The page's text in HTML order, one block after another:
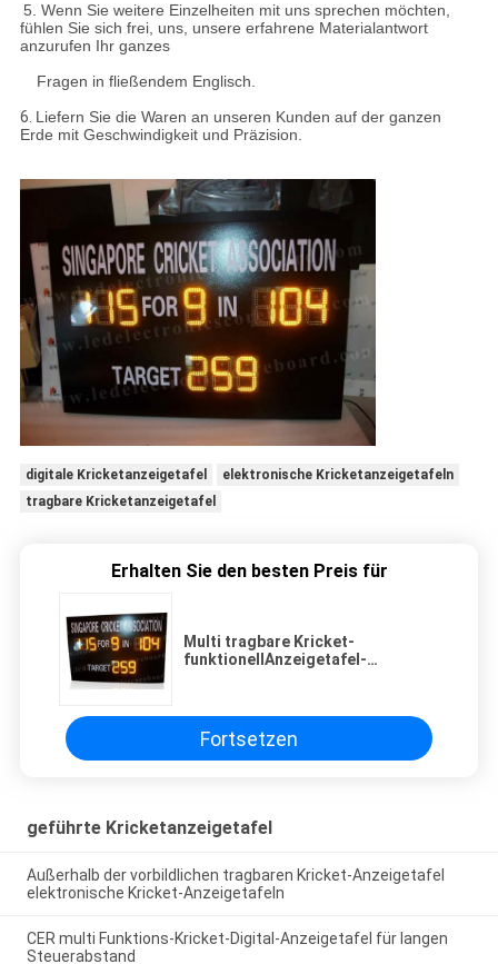
5. Wenn Sie weitere Einzelheiten mit uns sprechen möchten,
fühlen Sie sich frei, uns, unsere erfahrene Materialantwort
anzurufen Ihr ganzes
Fragen in fließendem Englisch.
6. Liefern Sie die Waren an unseren Kunden auf der ganzen
Erde mit Geschwindigkeit und Präzision.
digitale Kricketanzeigetafel
elektronische Kricketanzeigetafeln
tragbare Kricketanzeigetafel
Erhalten Sie den besten Preis für
Multi tragbare Kricket-
funktionellAnzeigetafel-
Fortsetzen
geführte Kricketanzeigetafel
Außerhalb der vorbildlichen tragbaren Kricket-Anzeigetafel
elektronische Kricket-Anzeigetafeln
CER multi Funktions-Kricket-Digital-Anzeigetafel für langen
Steuerabstand